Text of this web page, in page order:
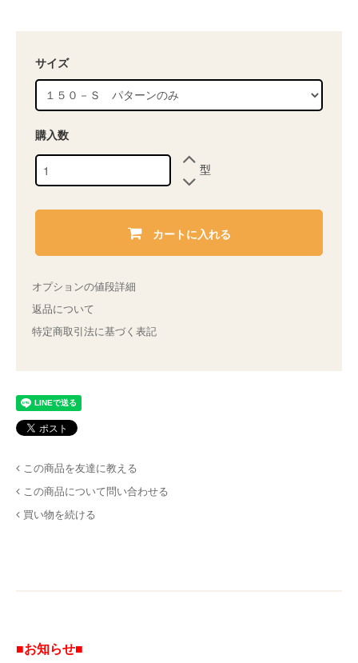
サイズ
購入数
型
カートに入れる
オプションの値段詳細
返品について
特定商取引法に基づく表記
この商品を友達に教える
この商品について問い合わせる
買い物を続ける
■お知らせ■